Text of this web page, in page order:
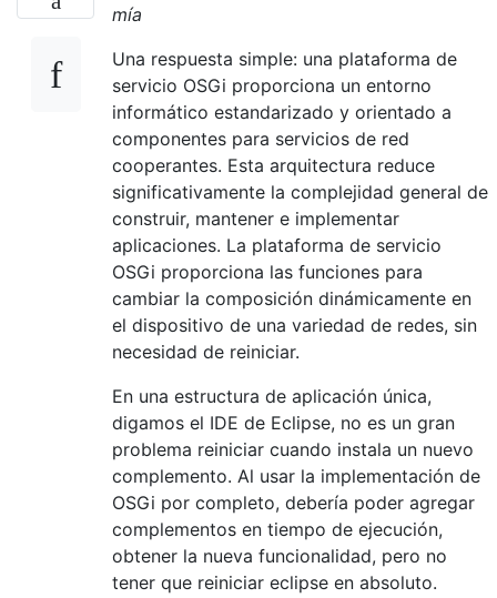
mía
Una respuesta simple: una plataforma de
servicio OSGi proporciona un entorno
informático estandarizado y orientado a
componentes para servicios de red
cooperantes. Esta arquitectura reduce
significativamente la complejidad general de
construir, mantener e implementar
aplicaciones. La plataforma de servicio
OSGi proporciona las funciones para
cambiar la composición dinámicamente en
el dispositivo de una variedad de redes, sin
necesidad de reiniciar.
En una estructura de aplicación única,
digamos el IDE de Eclipse, no es un gran
problema reiniciar cuando instala un nuevo
complemento. Al usar la implementación de
OSGi por completo, debería poder agregar
complementos en tiempo de ejecución,
obtener la nueva funcionalidad, pero no
tener que reiniciar eclipse en absoluto.